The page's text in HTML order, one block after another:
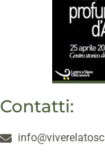
Contatti: